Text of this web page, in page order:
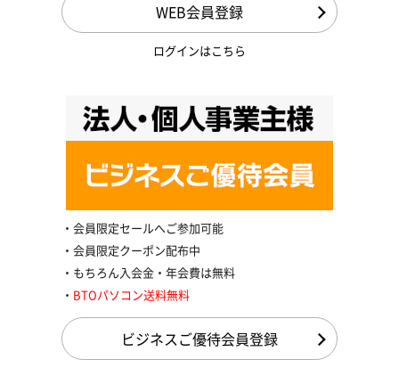
WEB会員登録
ログインはこちら
会員限定セールへご参加可能
会員限定クーポン配布中
もちろん入会金・年会費は無料
BTOパソコン送料無料
ビジネスご優待会員登録